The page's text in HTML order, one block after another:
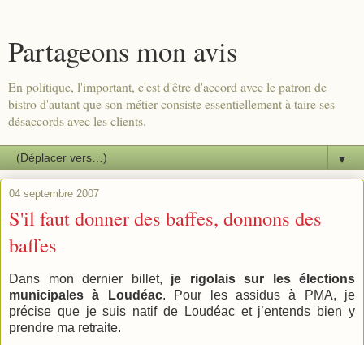
Partageons mon avis
En politique, l'important, c'est d'être d'accord avec le patron de
bistro d'autant que son métier consiste essentiellement à taire ses
désaccords avec les clients.
▼
04 septembre 2007
S'il faut donner des baffes, donnons des
baffes
Dans mon dernier billet, je rigolais sur les élections
municipales à Loudéac. Pour les assidus à PMA, je
précise que je suis natif de Loudéac et j’entends bien y
prendre ma retraite.